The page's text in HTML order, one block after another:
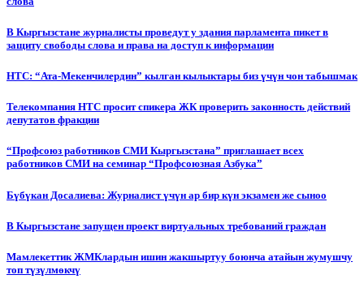
В Кыргызстане журналисты проведут у здания парламента пикет в
защиту свободы слова и права на доступ к информации
НТС: “Ата-Мекенчилердин” кылган кылыктары биз үчүн чон табышмак
Телекомпания НТС просит спикера ЖК проверить законность действий
депутатов фракции
“Профсоюз работников СМИ Кыргызстана” приглашает всех
работников СМИ на семинар “Профсоюзная Азбука”
Бүбүкан Досалиева: Журналист үчүн ар бир күн экзамен же сыноо
В Кыргызстане запущен проект виртуальных требований граждан
Мамлекеттик ЖМКлардын ишин жакшыртуу боюнча атайын жумушчу
топ түзүлмөкчү